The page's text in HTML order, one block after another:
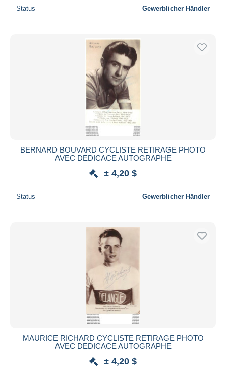
Status Gewerblicher Händler
BERNARD BOUVARD CYCLISTE RETIRAGE PHOTO
AVEC DEDICACE AUTOGRAPHE
± 4,20 $
Status Gewerblicher Händler
MAURICE RICHARD CYCLISTE RETIRAGE PHOTO
AVEC DEDICACE AUTOGRAPHE
± 4,20 $